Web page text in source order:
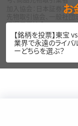
加入協会：日本証券業
先物取引協会、一般社
産運用業協会
Copyright©
1999-2026 Rakuten
お
【銘柄を投票】東
業界で永遠のライ
ーどちらを選ぶ？